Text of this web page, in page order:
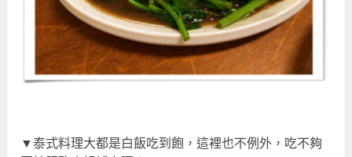
▼泰式料理大都是白飯吃到飽，這裡也不例外，吃不夠